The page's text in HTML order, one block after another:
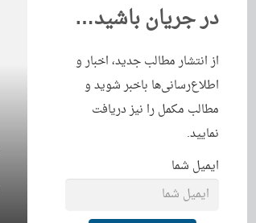
در جریان باشید…
از انتشار مطالب جدید، اخبار و
اطلاع‌رسانی‌ها باخبر شوید و
مطالب مکمل را نیز دریافت
نمایید.
ایمیل شما